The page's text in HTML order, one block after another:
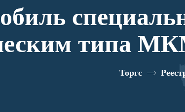
типа
41К37N-
Торгс